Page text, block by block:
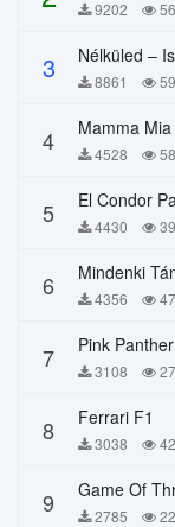
9202
3 Nélküled –
8861
4 Mamma Mia
4528
5 El Condor
4430
6 4356
7 Pink Panther
3108
8 Ferrari F1
3038
9 Game Of
2785